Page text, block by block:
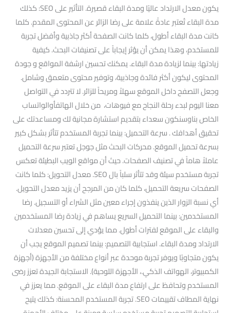
يكون معدل الارتداد عاليًا ومدة البقاء قصيرة. التأثير على SEO: كذلك
مدة البقاء تُعتبر عادةً علامة على رضا الزائر عن المحتوى المقدم. كلما
كانت مدة البقاء أطول، كلما كانت الصفحة أكثر جاذبية وأفضل تجربة
للمستخدم، وهذا يمكن أن يؤثر إيجاباً على تصنيفات البحث. كيفية
زيادتها: بينما لزيادة مدة البقاء. يمكنك تحسين ارشفة المواقع و جودة
المحتوى ليكون أكثر فائدة وجاذبية، وتوفير محتوى متعمق وشامل.
وجعل التصفح داخل الموقع سهلاً ومريحاً للزائر. لا تتردد في التواصل
معنا اليوم لبدء رحلة النجاح مع فيوهات، من خلال الهاتفأوالواتساب
الخاص بناوسنكون سعداء بتقديم استشارة مجانية لك ومساعدتك على
تحقيق أهدافك . سرعة التحميل: بينما تجربة المستخدم تتأثر بشكل كبير
بسرعة تحميل الموقع. محركات البحث مثل جوجل تعتبر سرعة التحميل
عاملاً هاماً في تصنيف الصفحات. حيث أن مواقع الويب البطيئة تعكس
تجربة مستخدم سيئة وقد تتأثر سلباً بال SEO. معدل التحويل: كلما كانت
الصفحات سريعة التحميل، كلما كان من المرجح أن يزيد معدل التحويل.
أي نسبة الزوار الذين ينفذون إجراء معين مثل الشراء أو التسجيل. رضا
المستخدمين: بينما التحميل السريع يساهم في زيادة رضا المستخدمين
والبقاء على الموقع لفترات أطول. مما يؤدي إلى تحسين معدلات
الارتداد ومدة البقاء. استجابية التصميم: بينما تصميم الموقع يجب أن
يكون متجاوبًا ويوفر تجربة موحدة عبر أنواع مختلفة من الأجهزة (أجهزة
الكمبيوتر، الهواتف الذكي.، الأجهزة اللوحية). الاستجابة الجيدة تعزز رضى
المستخدم وتحافظ على ارتفاع مدة البقاء على الموقع. مما يعزز في
نهاية المطاف تقييمات SEO. تجربة المستخدم المحسنة: كذلك يتيح